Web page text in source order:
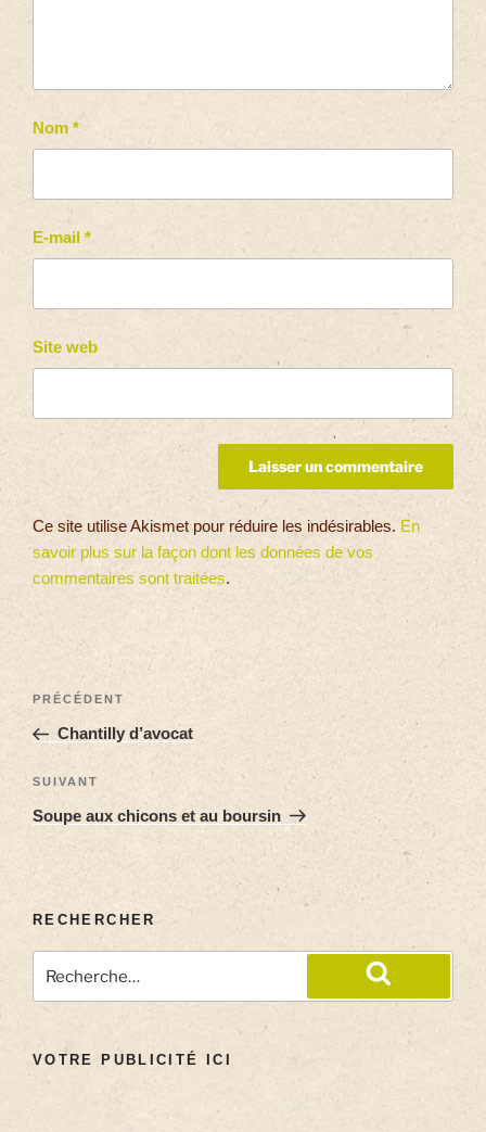
Nom *
E-mail *
Site web
Ce site utilise Akismet pour réduire les indésirables. En
savoir plus sur la façon dont les données de vos
commentaires sont traitées.
PRÉCÉDENT
Chantilly d’avocat
SUIVANT
Soupe aux chicons et au boursin
RECHERCHER
VOTRE PUBLICITÉ ICI